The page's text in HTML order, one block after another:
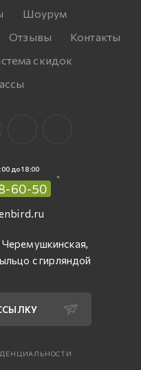
Шоурум
Отзывы
Контакты
скидок
до 18:00
60-50
с гирляндой